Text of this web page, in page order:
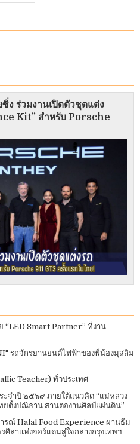
ง ร่วมงานเปิดตัวชุดแต่ง
Kit” สำหรับ Porsche
“LED Smart Partner” ที่งาน
รถจักรยานยนต์ไฟฟ้าของพี่น้องมุสลิม
Teacher) ทั่วประเทศ​
ะจําปี ๒๕๖๙ ภายใต้แนวคิด “แม่หลวง
ตั้งปณิธาน สานต่องานศิลป์แผ่นดิน”
รณ์ Halal Food Experience ผ่านธีม
ศิลาแห่งจอร์แดนสู่ใจกลางกรุงเทพฯ